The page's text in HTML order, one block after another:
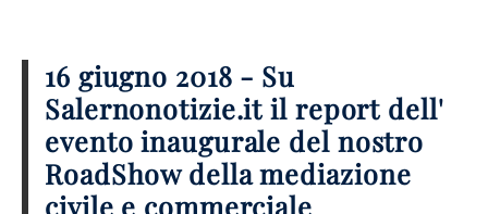
16 giugno 2018 - Su
Salernonotizie.it il report dell'
evento inaugurale del nostro
RoadShow della mediazione
civile e commerciale